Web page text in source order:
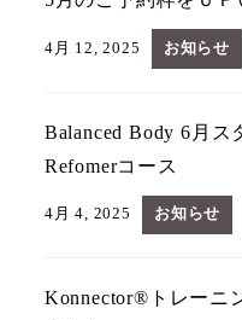
4月 12, 2025 お知らせ
Balanced Body 6月ス
Refomerコース
4月 4, 2025 お知らせ
Konnector®トレーニ